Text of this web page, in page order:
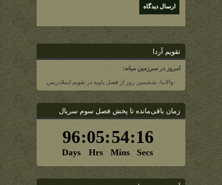
تقویم آردا
امروز در سرزمین میانه:
-والانیا، ششمین روز از فصل یاویه در تقویم ایملادریس.
زمان باقی‌مانده تا پخش فصل سوم سریال